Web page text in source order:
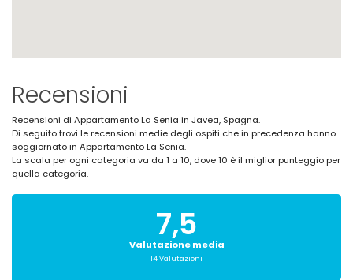
Recensioni
Recensioni di Appartamento La Senia in Javea, Spagna.
Di seguito trovi le recensioni medie degli ospiti che in precedenza hanno
soggiornato in Appartamento La Senia.
La scala per ogni categoria va da 1 a 10, dove 10 è il miglior punteggio per
quella categoria.
7,5
Valutazione media
14 Valutazioni